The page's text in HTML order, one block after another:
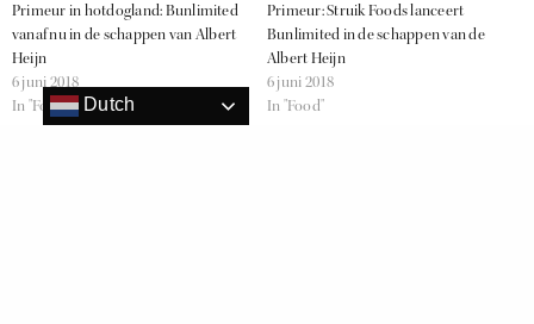
Primeur in hotdogland: Bunlimited
vanaf nu in de schappen van Albert
Heijn
6 juni 2018
In "Food"
Primeur: Struik Foods lanceert
Bunlimited in de schappen van de
Albert Heijn
6 juni 2018
In "Food"
Dutch